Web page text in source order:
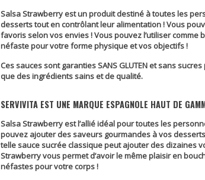
Salsa Strawberry est un produit destiné à toutes les
desserts tout en contrôlant leur alimentation ! Vous
favoris selon vos envies ! Vous pouvez l’utiliser
néfaste pour votre forme physique et vos objectifs !
Ces sauces sont garantiesSANS GLUTEN et sans sucres
que des ingrédients sains et de qualité.
SERVIVITA EST UNE MARQUE ESPAGNOLE HAUT DE
Salsa Strawberry est l’allié idéal pour toutes les
pouvez ajouter des saveurs gourmandes à vos
telle sauce sucrée classique peut ajouter des dizaines
Strawberryvous permet d’avoir le même plaisir en
néfastes pour votre corps !